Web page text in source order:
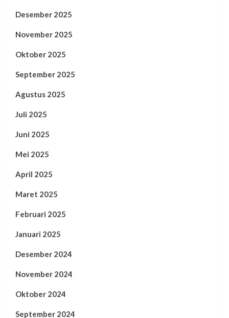
Desember 2025
November 2025
Oktober 2025
September 2025
Agustus 2025
Juli 2025
Juni 2025
Mei 2025
April 2025
Maret 2025
Februari 2025
Januari 2025
Desember 2024
November 2024
Oktober 2024
September 2024